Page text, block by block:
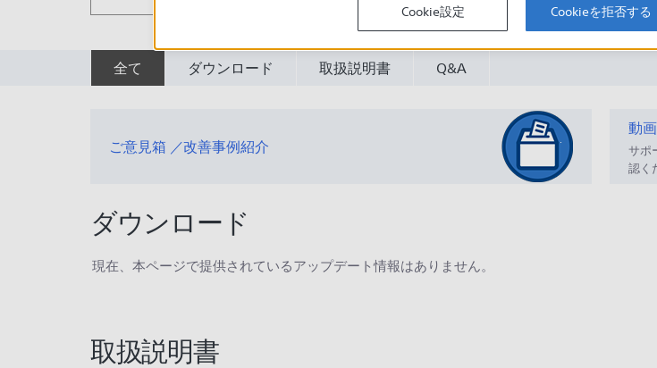
全て ダウンロード 取扱説明書 Q&A
ご意見箱 ／改善事例紹介
動
サポ
認く
ダウンロード
現在、本ページで提供されているアップデート情報はありません。
取扱説明書
Cookie設定 Cookieを拒否する